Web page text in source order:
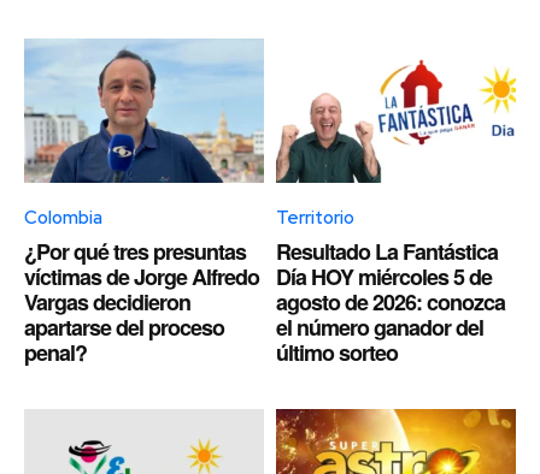
Colombia
¿Por qué tres presuntas
víctimas de Jorge Alfredo
Vargas decidieron
apartarse del proceso
penal?
Territorio
Resultado La Fantástica
Día HOY miércoles 5 de
agosto de 2026: conozca
el número ganador del
último sorteo